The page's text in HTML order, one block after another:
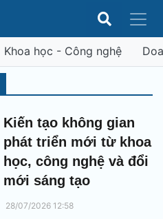
Khoa học - Công nghệ
Kiến tạo không gian
phát triển mới từ khoa
học, công nghệ và đổi
mới sáng tạo
28/07/2026 12:58